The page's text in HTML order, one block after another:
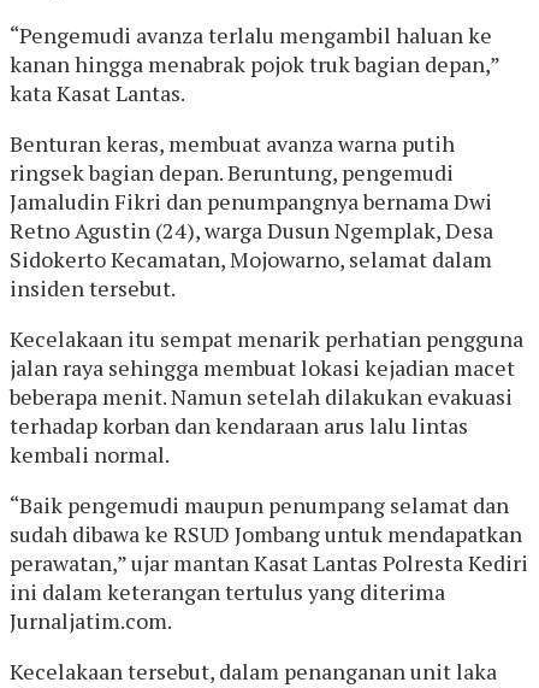
“Pengemudi avanza terlalu mengambil haluan ke
kanan hingga menabrak pojok truk bagian depan,”
kata Kasat Lantas.
Benturan keras, membuat avanza warna putih
ringsek bagian depan. Beruntung, pengemudi
Jamaludin Fikri dan penumpangnya bernama Dwi
Retno Agustin (24), warga Dusun Ngemplak, Desa
Sidokerto Kecamatan, Mojowarno, selamat dalam
insiden tersebut.
Kecelakaan itu sempat menarik perhatian pengguna
jalan raya sehingga membuat lokasi kejadian macet
beberapa menit. Namun setelah dilakukan evakuasi
terhadap korban dan kendaraan arus lalu lintas
kembali normal.
“Baik pengemudi maupun penumpang selamat dan
sudah dibawa ke RSUD Jombang untuk mendapatkan
perawatan,” ujar mantan Kasat Lantas Polresta Kediri
ini dalam keterangan tertulus yang diterima
Jurnaljatim.com.
Kecelakaan tersebut, dalam penanganan unit laka